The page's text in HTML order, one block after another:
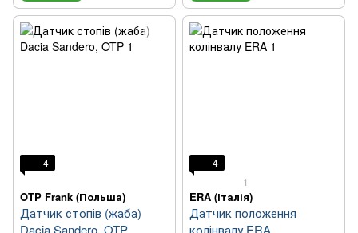
4
OTP Frank (Польша)
Датчик стопів (жаба)
4
1
ERA (Італія)
Датчик положення